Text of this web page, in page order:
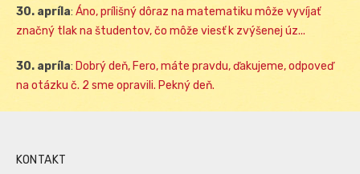
30. apríla: Áno, prílišný dôraz na matematiku môže vyvíjať
značný tlak na študentov, čo môže viesť k zvýšenej úz...
30. apríla: Dobrý deň, Fero, máte pravdu, ďakujeme, odpoveď
na otázku č. 2 sme opravili. Pekný deň.
KONTAKT